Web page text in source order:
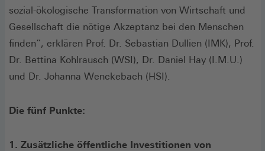
sozial-ökologische Transformation von Wirtschaft und
Gesellschaft die nötige Akzeptanz bei den Menschen
finden“, erklären Prof. Dr. Sebastian Dullien (IMK), Prof.
Dr. Bettina Kohlrausch (WSI), Dr. Daniel Hay (I.M.U.)
und Dr. Johanna Wenckebach (HSI).
Die fünf Punkte:
1. Zusätzliche öffentliche Investitionen von